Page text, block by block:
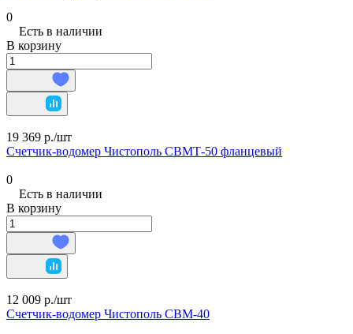
0
Есть в наличии
В корзину
19 369 р./шт
Счетчик-водомер Чистополь СВМТ-50 фланцевый
0
Есть в наличии
В корзину
12 009 р./шт
Счетчик-водомер Чистополь СВМ-40